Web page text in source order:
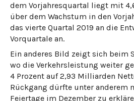
dem Vorjahresquartal liegt mit
über dem Wachstum in den
das vierte Quartal 2019 an die
Vorquartale an.
Ein anderes Bild zeigt sich beim
wo die Verkehrsleistung weiter
4 Prozent auf 2,93 Milliarden
Rückgang dürfte unter anderem
Feiertage im Dezember zu